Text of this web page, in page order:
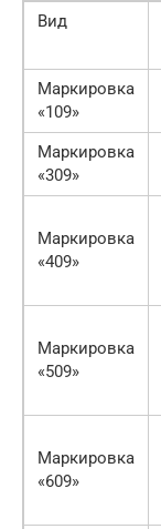
Вид
Маркировка
«109»
Маркировка
«309»
Маркировка
«409»
Маркировка
«509»
Маркировка
«609»